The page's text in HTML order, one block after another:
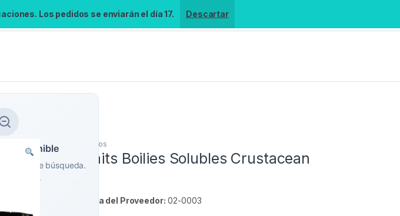
Los pedidos se enviarán el día 17. Descartar
disponible
widget de búsqueda.
de nuevo.
2.5Kg
Cebos
DsaBaits Boilies Solubles Crustacean
Referencia del Proveedor: 02-0003